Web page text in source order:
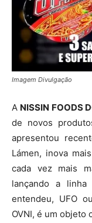
Imagem Divulgação
A NISSIN FOODS
de novos
apresentou
Lámen, inova
cada vez mais
lançando a
entendeu, UFO
OVNI, é um objeto